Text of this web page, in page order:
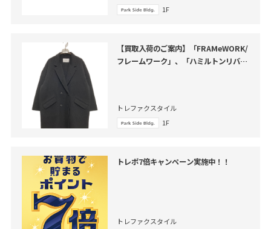
1F
【買取入荷のご案内】「FRAMeWORK/
フレームワーク」、「ハミルトンリバー
トレファクスタイル
1F
トレポ7倍キャンペーン実施中！！
トレファクスタイル